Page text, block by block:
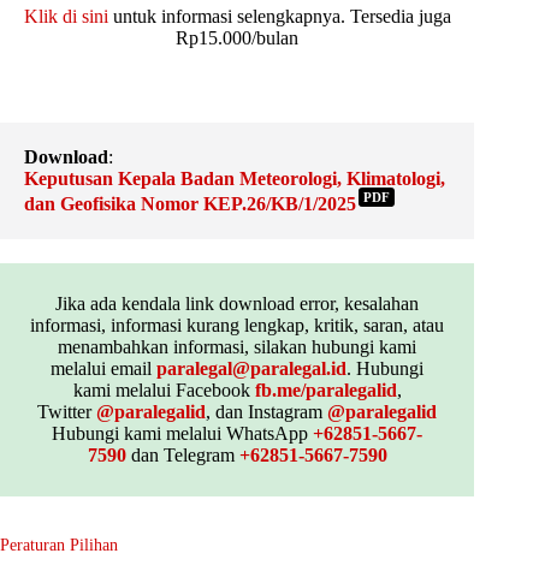
Klik di sini untuk informasi selengkapnya. Tersedia juga
Rp15.000/bulan
Download:
Keputusan Kepala Badan Meteorologi, Klimatologi,
dan Geofisika Nomor KEP.26/KB/1/2025 PDF
Jika ada kendala link download error, kesalahan
informasi, informasi kurang lengkap, kritik, saran, atau
menambahkan informasi, silakan hubungi kami
melalui emailparalegal@paralegal.id. Hubungi
kami melalui Facebook fb.me/paralegalid,
Twitter@paralegalid, dan Instagram@paralegalid
Hubungi kami melalui WhatsApp+62851-5667-
7590dan Telegram +62851-5667-7590
Peraturan Pilihan